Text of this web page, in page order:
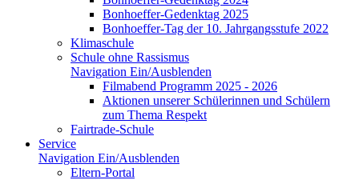
Bonhoeffer-Gedenktag 2025
Bonhoeffer-Tag der 10. Jahrgangsstufe 2022
Klimaschule
Schule ohne Rassismus
Navigation Ein/Ausblenden
Filmabend Programm 2025 - 2026
Aktionen unserer Schülerinnen und Schülern
zum Thema Respekt
Fairtrade-Schule
Service
Navigation Ein/Ausblenden
Eltern-Portal